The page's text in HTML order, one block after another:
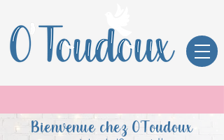
Bienvenue chez O'Toudoux